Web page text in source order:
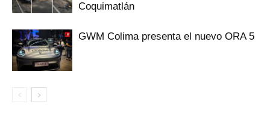
Coquimatlán
GWM Colima presenta el nuevo ORA 5